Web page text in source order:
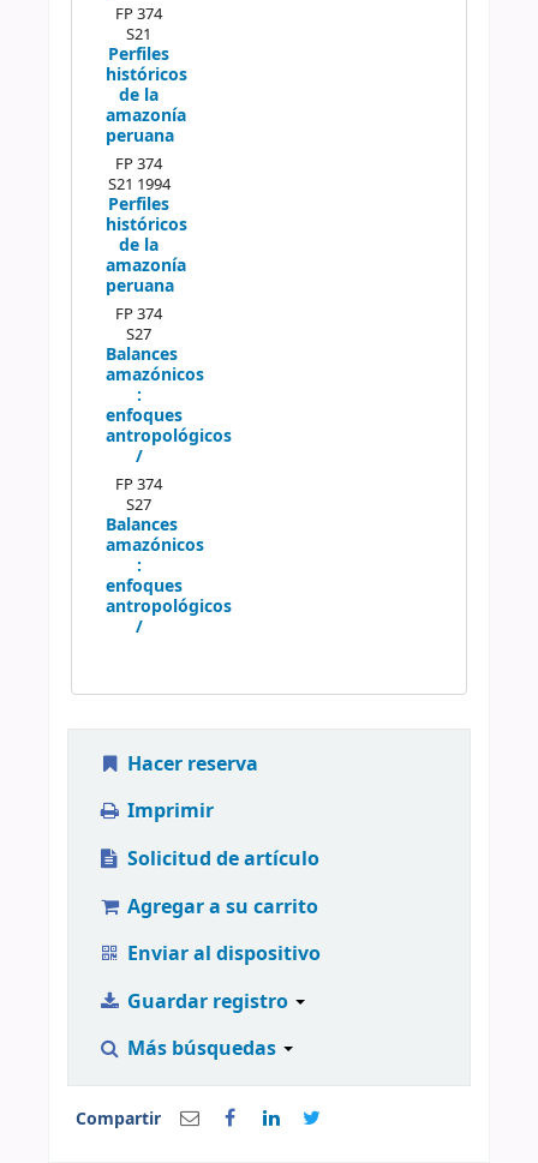
FP 374
S21
Perfiles
históricos
de la
amazonía
peruana
FP 374
S21 1994
Perfiles
históricos
de la
amazonía
peruana
FP 374
S27
Balances
amazónicos
:
enfoques
antropológicos
/
FP 374
S27
Balances
amazónicos
:
enfoques
antropológicos
/
Hacer reserva
Imprimir
Solicitud de artículo
Agregar a su carrito
Enviar al dispositivo
Guardar registro
Más búsquedas
Compartir